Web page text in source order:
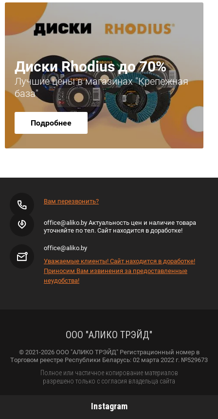
Диски Rhodius до 70%
Лучшие цены в магазинах "Крепежная
база"
Подробнее
Вам перезвонить?
office@aliko.by Актуальность цен и наличие товара
уточняйте по тел. Сайт находится в доработке!
office@aliko.by
Уважаемые клиенты! Сайт находится в доработке!
Приносим Вам извинения за предоставленные
неудобства!
ООО "АЛИКО ТРЭЙД"
© 2021-2026 ООО "АЛИКО ТРЭЙД" Регистрационный номер в
Торговом реестре Республики Беларусь: 02 марта 2022 г. №529673
Полное или частичное копирование материалов
разрешено только с согласия владельца сайта
Instagram